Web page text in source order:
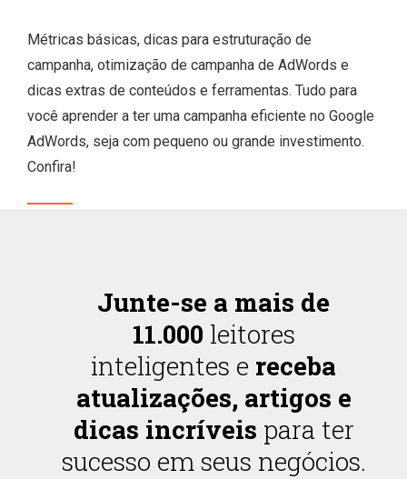
Métricas básicas, dicas para estruturação de
campanha, otimização de campanha de AdWords e
dicas extras de conteúdos e ferramentas. Tudo para
você aprender a ter uma campanha eficiente no Google
AdWords, seja com pequeno ou grande investimento.
Confira!
Junte-se a mais de
11.000 leitores
inteligentes e receba
atualizações, artigos e
dicas incríveis para ter
sucesso em seus negócios.